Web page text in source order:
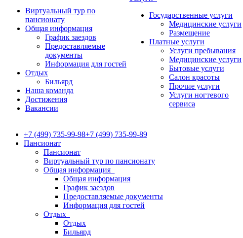
Виртуальный тур по
пансионату
Общая информация
График заездов
Предоставляемые
документы
Информация для гостей
Отдых
Бильярд
Наша команда
Достижения
Вакансии
Государственные услуги
Медицинские услуги
Размещение
Платные услуги
Услуги пребывания
Медицинские услуги
Бытовые услуги
Салон красоты
Прочие услуги
Услуги ногтевого
сервиса
+7 (499) 735-99-98+7 (499) 735-99-89
Пансионат
Пансионат
Виртуальный тур по пансионату
Общая информация
Общая информация
График заездов
Предоставляемые документы
Информация для гостей
Отдых
Отдых
Бильярд